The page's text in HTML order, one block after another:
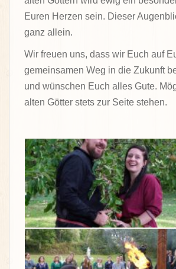
Euren Herzen sein. Dieser
ganz allein.
Wir freuen uns, dass wir Euch auf
gemeinsamen Weg in die Zukunft
und wünschen Euch alles Gute.
alten Götter stets zur Seite stehen.